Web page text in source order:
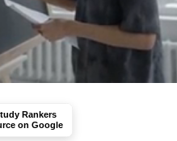
Rankers
on Google